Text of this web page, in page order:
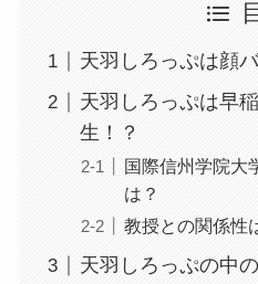
天羽しろっぷは顔
天羽しろっぷは早
生！？
国際信州学院大
は？
教授との関係性
天羽しろっぷの中